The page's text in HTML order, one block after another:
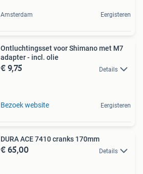
Amsterdam Eergisteren
Ontluchtingsset voor Shimano met M7
adapter - incl. olie
€ 9,75 Details
Bezoek website Eergisteren
DURA ACE 7410 cranks 170mm
€ 65,00 Details